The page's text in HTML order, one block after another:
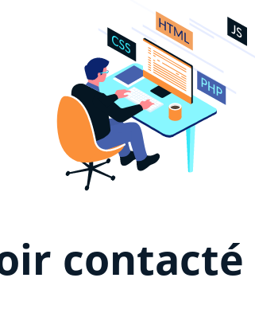
contacté